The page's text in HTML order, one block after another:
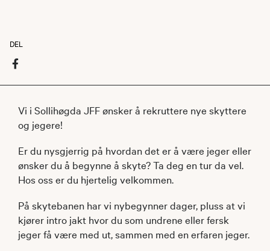
DEL
Vi i Sollihøgda JFF ønsker å rekruttere nye skyttere
og jegere!
Er du nysgjerrig på hvordan det er å være jeger eller
ønsker du å begynne å skyte? Ta deg en tur da vel.
Hos oss er du hjertelig velkommen.
På skytebanen har vi nybegynner dager, pluss at vi
kjører intro jakt hvor du som undrene eller fersk
jeger få være med ut, sammen med en erfaren jeger.